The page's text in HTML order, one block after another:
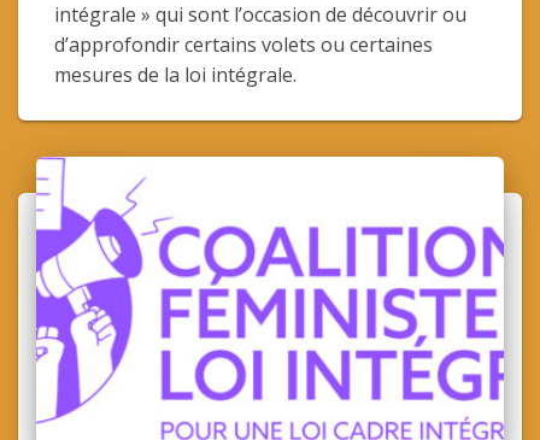
intégrale » qui sont l’occasion de découvrir ou
d’approfondir certains volets ou certaines
mesures de la loi intégrale.